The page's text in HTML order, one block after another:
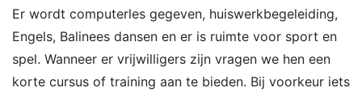
Er wordt computerles gegeven, huiswerkbegeleiding,
Engels, Balinees dansen en er is ruimte voor sport en
spel. Wanneer er vrijwilligers zijn vragen we hen een
korte cursus of training aan te bieden. Bij voorkeur iets